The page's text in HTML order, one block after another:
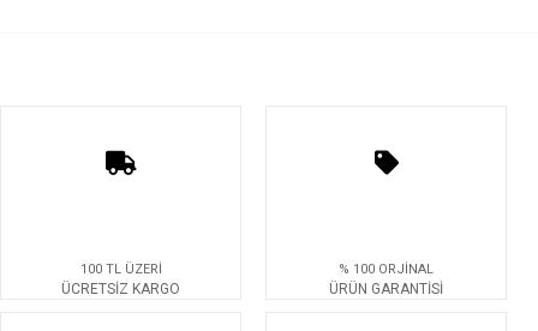
100 TL ÜZERİ
ÜCRETSİZ KARGO
% 100 ORJİNAL
ÜRÜN GARANTİSİ